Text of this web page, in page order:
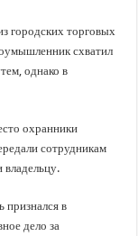
городских торговых
схватил
однако в
охранники
сотрудникам
признался в
дело за